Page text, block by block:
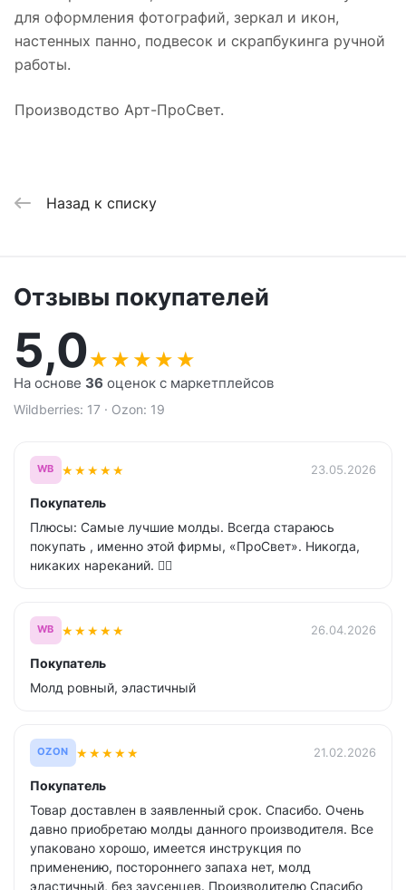
для оформления фотографий, зеркал и икон,
настенных панно, подвесок и скрапбукинга ручной
работы.
Производство Арт-ПроСвет.
Назад к списку
Отзывы покупателей
5,0★ ★ ★ ★ ★
На основе 36 оценок с маркетплейсов
Wildberries: 17 · Ozon: 19
WB ★★★★★ 23.05.2026
Покупатель
Плюсы: Самые лучшие молды. Всегда стараюсь
покупать , именно этой фирмы, «ПроСвет». Никогда,
никаких нареканий. 👍🏻
WB ★★★★★ 26.04.2026
Покупатель
Молд ровный, эластичный
OZON ★★★★★ 21.02.2026
Покупатель
Товар доставлен в заявленный срок. Спасибо. Очень
давно приобретаю молды данного производителя. Все
упаковано хорошо, имеется инструкция по
применению, постороннего запаха нет, молд
эластичный, без заусенцев. Производителю Спасибо